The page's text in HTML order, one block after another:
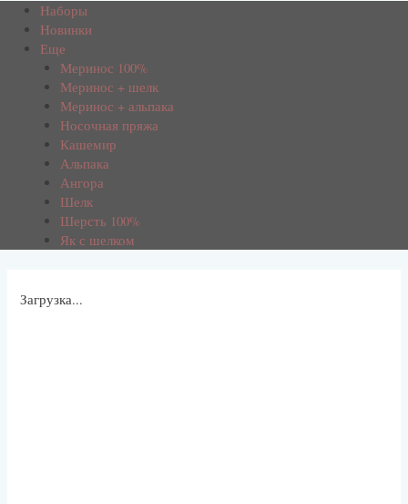
Наборы
Новинки
Еще
Меринос 100%
Меринос + шелк
Меринос + альпака
Носочная пряжа
Кашемир
Альпака
Ангора
Шелк
Шерсть 100%
Як с шелком
Загрузка...